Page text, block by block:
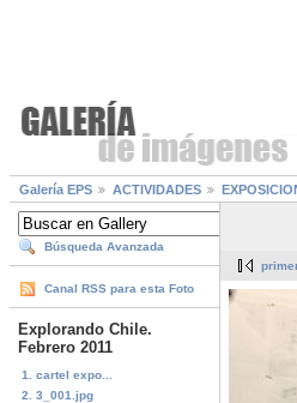
Galería EPS ACTIVIDADES
Búsqueda Avanzada
Canal RSS para esta Foto
Explorando Chile.
Febrero 2011
1. cartel expo...
2. 3_001.jpg